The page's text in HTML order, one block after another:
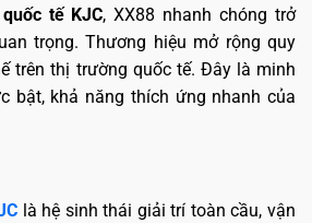
tế KJC, XX88 nhanh chóng trở
trọng. Thương hiệu mở rộng quy
trên thị trường quốc tế. Đây là minh
bật, khả năng thích ứng nhanh của
là hệ sinh thái giải trí toàn cầu, vận